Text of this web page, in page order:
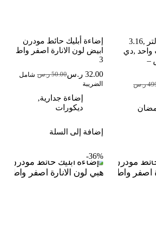
أوجين ثلاجة 90 لتر ,3.16
,دي
–
ر.س
إضاءة أبليك حائط مودرن
ابيض لون الانارة اصفر واط
3
50.00 ر.س السعر
هو:
50.00 ر.س.
32.00 ر.سالسعر
هو:
32.00 ر.س.
شامل
الضريبة
إضاءة جدارية,
ديكورات
إضافة إلى السلة
36%-